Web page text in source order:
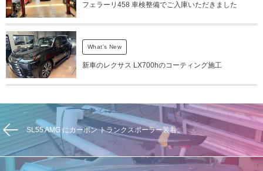
フェラーリ458 車検整備でご入庫いただきました
What's New
新車のレクサス LX700hのコーティング施工
SL55 AMG にカーボン トランクスポーラー装着。